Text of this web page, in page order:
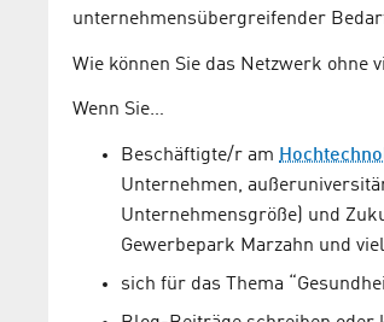
unternehmensübergreifender
Wie können Sie das Netzwerk ohne
Wenn Sie…
Beschäftigte/r am
Unternehmen,
Unternehmensgröße) und
Gewerbepark Marzahn und
sich für das Thema